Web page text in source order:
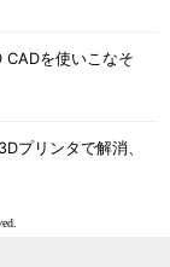
CADを使いこなそ
プリンタで解消、